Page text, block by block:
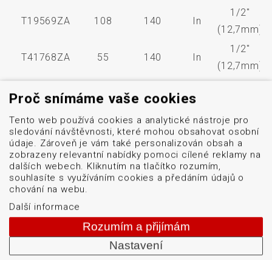
T19569ZA 108 140 In
1/2"
(12,7mm)
T41768ZA 55 140 In
1/2"
(12,7mm)
TS2110ZA 56 100 Out
T40951ZA 65 100 Out
1/2"
(12,7mm)
TS2006ZA 76 100 Out
1/2"
(12,7mm)
TS2005ZA
TS1987ZA 110 100 Out
Proč snímáme vaše cookies
Tento web používá cookies a analytické nástroje pro
sledování návštěvnosti, které mohou obsahovat osobní
údaje. Zároveň je vám také personalizován obsah a
zobrazeny relevantní nabídky pomoci cílené reklamy na
dalších webech. Kliknutím na tlačítko rozumím,
souhlasíte s využíváním cookies a předáním údajů o
chování na webu.
Další informace
Rozumím a přijímám
Nastavení